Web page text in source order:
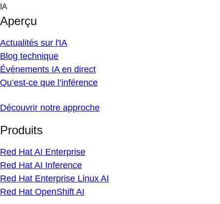
Skip
content
IA
Aperçu
Actualités sur l'IA
Blog technique
Événements IA en direct
Qu’est-ce que l’inférence
Découvrir notre approche
Produits
Red Hat AI Enterprise
Red Hat AI Inference
Red Hat Enterprise Linux AI
Red Hat OpenShift AI